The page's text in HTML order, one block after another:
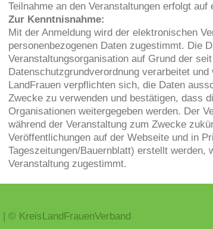
Teilnahme an den Veranstaltungen erfolgt auf
Zur Kenntnisnahme:
Mit der Anmeldung wird der elektronischen
personenbezogenen Daten zugestimmt. Die
Veranstaltungsorganisation auf Grund der
Datenschutzgrundverordnung verarbeitet
LandFrauen verpflichten sich, die Daten
Zwecke zu verwenden und bestätigen, dass
Organisationen weitergegeben werden. Der
während der Veranstaltung zum Zwecke
Veröffentlichungen auf der Webseite und in
Tageszeitungen/Bauernblatt) erstellt werden,
Veranstaltung zugestimmt.
| © KreisLandFrauenVerband